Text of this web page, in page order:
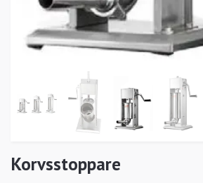
Korvsstoppare